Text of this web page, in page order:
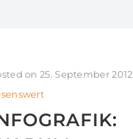
on 25. September 2012